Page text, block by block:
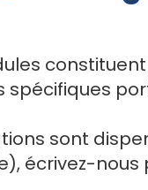
spécifiques
sont
écrivez-